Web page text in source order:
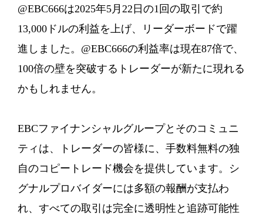
@EBC666は2025年5月22日の1回の取引で約
13,000ドルの利益を上げ、リーダーボードで躍
進しました。@EBC666の利益率は現在87倍で、
100倍の壁を突破するトレーダーが新たに現れる
かもしれません。
EBCファイナンシャルグループとそのコミュニ
ティは、トレーダーの皆様に、手数料無料の独
自のコピートレード機会を提供しています。シ
グナルプロバイダーには多額の報酬が支払わ
れ、すべての取引は完全に透明性と追跡可能性